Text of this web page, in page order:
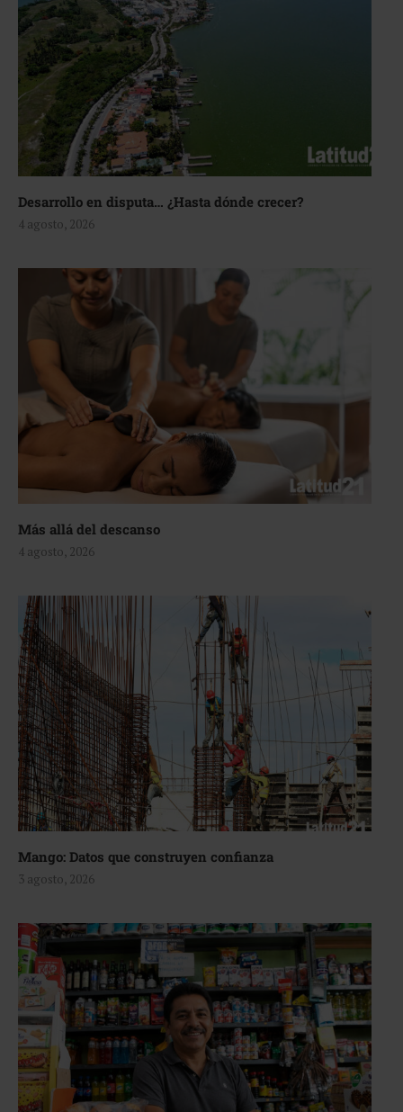
Desarrollo en disputa… ¿Hasta dónde crecer?
4 agosto, 2026
Más allá del descanso
4 agosto, 2026
Mango: Datos que construyen confianza
3 agosto, 2026